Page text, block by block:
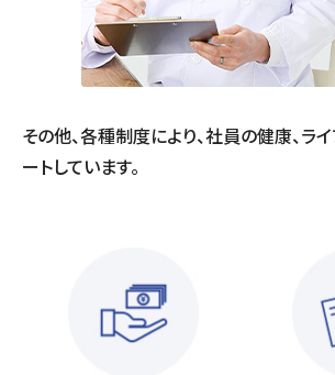
その他、各種制度により、社員の健康、ラ
ートしています。